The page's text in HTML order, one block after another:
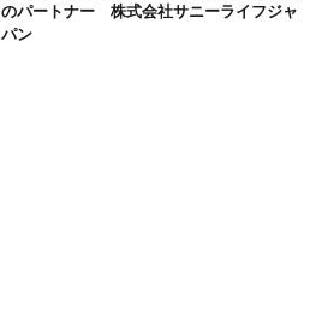
のパートナー 株式会社サニーライフジャ
パン